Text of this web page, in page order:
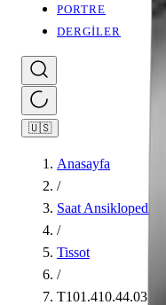
PORTRE
DERGİLER
🇺🇸
Anasayfa
/
Saat Ansiklopedisi
/
Tissot
/
T101.410.44.031.00